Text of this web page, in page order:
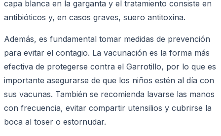
capa blanca en la garganta y el tratamiento consiste en
antibióticos y, en casos graves, suero antitoxina.
Además, es fundamental tomar medidas de prevención
para evitar el contagio. La vacunación es la forma más
efectiva de protegerse contra el Garrotillo, por lo que es
importante asegurarse de que los niños estén al día con
sus vacunas. También se recomienda lavarse las manos
con frecuencia, evitar compartir utensilios y cubrirse la
boca al toser o estornudar.